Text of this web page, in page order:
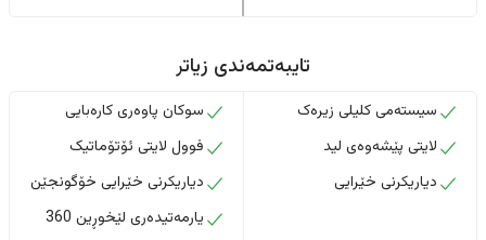
تایبەتمەندی زیاتر
سیستەمی کلیلی زیرەک
لایتی پێشەوەی لید
دیاریکرنی خێرایی
سوکان پاوەری کارەبایی
فوول لایتی ئۆتۆماتیک
دیاریکرنی خێرایی خۆگونجێن
یارمەتیدەری لێخوڕین 360